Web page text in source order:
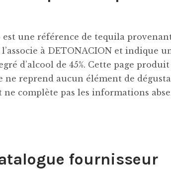
une référence de tequila
à DETONACION et indique
d’alcool de 45%. Cette page
ne reprend aucun élément de
complète pas les informations
fournisseur